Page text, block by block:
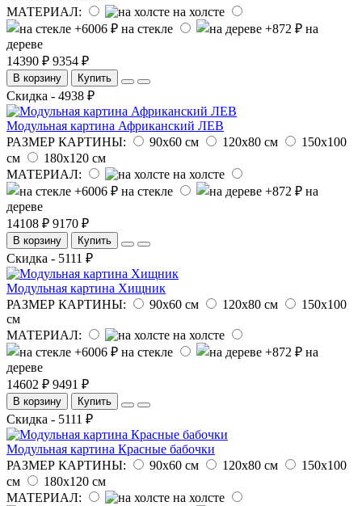
МАТЕРИАЛ:
на холсте
на стекле
на
дереве
14390 ₽ 9354 ₽
В корзину Купить
Скидка - 4938 ₽
Модульная картина Африканский ЛЕВ
РАЗМЕР КАРТИНЫ:
90х60 см 120х80 см
150х100
см
180х120 см
МАТЕРИАЛ:
на холсте
на стекле
на
дереве
14108 ₽ 9170 ₽
В корзину Купить
Скидка - 5111 ₽
Модульная картина Хищник
РАЗМЕР КАРТИНЫ:
90х60 см 120х80 см
150х100
см
МАТЕРИАЛ:
на холсте
на стекле
на
дереве
14602 ₽ 9491 ₽
В корзину Купить
Скидка - 5111 ₽
Модульная картина Красные бабочки
РАЗМЕР КАРТИНЫ:
90х60 см 120х80 см
150х100
см
180х120 см
МАТЕРИАЛ:
на холсте